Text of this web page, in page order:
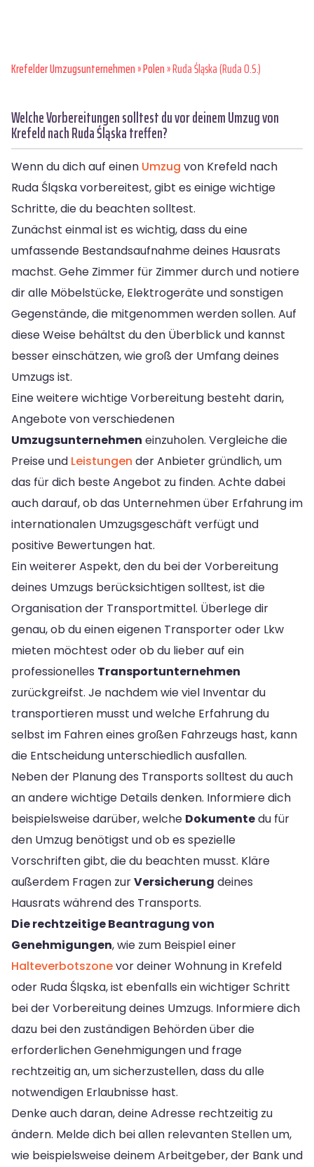
Krefelder Umzugsunternehmen»Polen» Ruda Śląska (Ruda O.S.)
Welche Vorbereitungen solltest du vor deinem Umzug von
Krefeld nach Ruda Śląska treffen?
Wenn du dich auf einen Umzug von Krefeld nach
Ruda Śląska vorbereitest, gibt es einige wichtige
Schritte, die du beachten solltest.
Zunächst einmal ist es wichtig, dass du eine
umfassende Bestandsaufnahme deines Hausrats
machst. Gehe Zimmer für Zimmer durch und notiere
dir alle Möbelstücke, Elektrogeräte und sonstigen
Gegenstände, die mitgenommen werden sollen. Auf
diese Weise behältst du den Überblick und kannst
besser einschätzen, wie groß der Umfang deines
Umzugs ist.
Eine weitere wichtige Vorbereitung besteht darin,
Angebote von verschiedenen
Umzugsunternehmen einzuholen. Vergleiche die
Preise und Leistungen der Anbieter gründlich, um
das für dich beste Angebot zu finden. Achte dabei
auch darauf, ob das Unternehmen über Erfahrung im
internationalen Umzugsgeschäft verfügt und
positive Bewertungen hat.
Ein weiterer Aspekt, den du bei der Vorbereitung
deines Umzugs berücksichtigen solltest, ist die
Organisation der Transportmittel. Überlege dir
genau, ob du einen eigenen Transporter oder Lkw
mieten möchtest oder ob du lieber auf ein
professionelles Transportunternehmen
zurückgreifst. Je nachdem wie viel Inventar du
transportieren musst und welche Erfahrung du
selbst im Fahren eines großen Fahrzeugs hast, kann
die Entscheidung unterschiedlich ausfallen.
Neben der Planung des Transports solltest du auch
an andere wichtige Details denken. Informiere dich
beispielsweise darüber, welche Dokumentedu für
den Umzug benötigst und ob es spezielle
Vorschriften gibt, die du beachten musst. Kläre
außerdem Fragen zurVersicherung deines
Hausrats während des Transports.
Die rechtzeitige Beantragung von
Genehmigungen, wie zum Beispiel einer
Halteverbotszonevor deiner Wohnung in Krefeld
oder Ruda Śląska, ist ebenfalls ein wichtiger Schritt
bei der Vorbereitung deines Umzugs. Informiere dich
dazu bei den zuständigen Behörden über die
erforderlichen Genehmigungen und frage
rechtzeitig an, um sicherzustellen, dass du alle
notwendigen Erlaubnisse hast.
Denke auch daran, deine Adresse rechtzeitig zu
ändern. Melde dich bei allen relevanten Stellen um,
wie beispielsweise deinem Arbeitgeber, der Bank und